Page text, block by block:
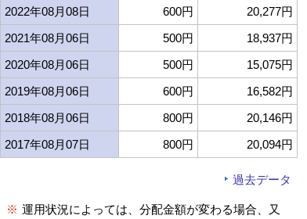
2022年08月08日
600円
20,277円
2021年08月06日
500円
18,937円
2020年08月06日
500円
15,075円
2019年08月06日
600円
16,582円
2018年08月06日
800円
20,146円
2017年08月07日
800円 20,094円
過去データ
※ 運用状況によっては、分配金額が変わる場合、又